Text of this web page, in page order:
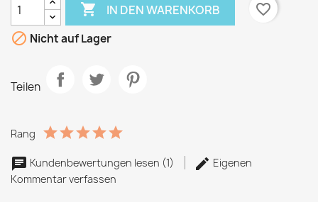
 IN DEN WARENKORB
favorite_border
 Nicht auf Lager
Teilen
Rang
Kundenbewertungen lesen (1)
Eigenen
Kommentar verfassen